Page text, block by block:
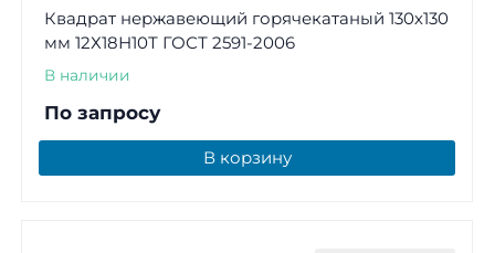
Квадрат нержавеющий горячекатаный 130х130
мм 12Х18Н10Т ГОСТ 2591-2006
В наличии
По запросу
В корзину